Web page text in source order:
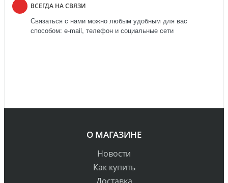
ВСЕГДА НА СВЯЗИ
Связаться с нами можно любым удобным для вас
способом: e-mail, телефон и социальные сети
О МАГАЗИНЕ
Новости
Как купить